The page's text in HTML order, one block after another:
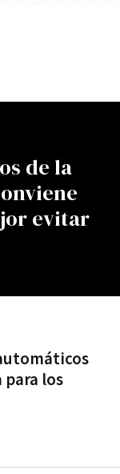
de la
evitar
para los